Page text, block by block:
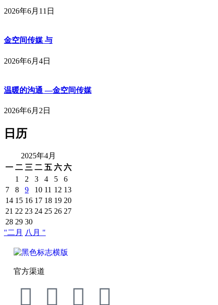
2026年6月11日
金空间传媒 与
2026年6月4日
温暖的沟通 —金空间传媒
2026年6月2日
日历
2025年4月
一 二 三 二 五 六 六
1
2 3 4 5
6
7
8 9 10 11 12 13
14 15 16 17 18 19 20
21 22 23 24 25 26 27
28 29 30
"二月 八月 "
官方渠道